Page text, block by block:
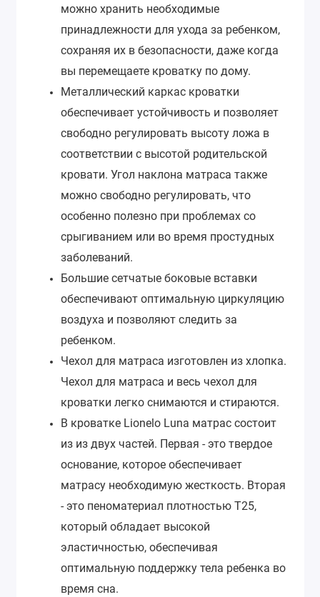
можно хранить необходимые
принадлежности для ухода за ребенком,
сохраняя их в безопасности, даже когда
вы перемещаете кроватку по дому.
Металлический каркас кроватки
обеспечивает устойчивость и позволяет
свободно регулировать высоту ложа в
соответствии с высотой родительской
кровати. Угол наклона матраса также
можно свободно регулировать, что
особенно полезно при проблемах со
срыгиванием или во время простудных
заболеваний.
Большие сетчатые боковые вставки
обеспечивают оптимальную циркуляцию
воздуха и позволяют следить за
ребенком.
Чехол для матраса изготовлен из хлопка.
Чехол для матраса и весь чехол для
кроватки легко снимаются и стираются.
В кроватке Lionelo Luna матрас cостоит
из из двух частей. Первая - это твердое
основание, которое обеспечивает
матрасу необходимую жесткость. Вторая
- это пеноматериал плотностью Т25,
который обладает высокой
эластичностью, обеспечивая
оптимальную поддержку тела ребенка во
время сна.